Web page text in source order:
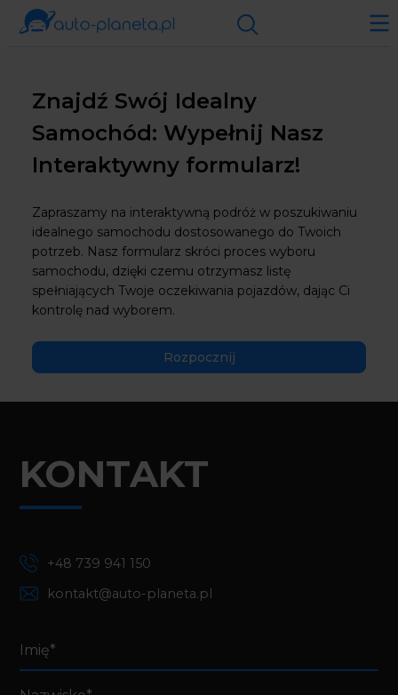
Znajdź Swój Idealny
Samochód: Wypełnij Nasz
Interaktywny formularz!
Zapraszamy na interaktywną podróż w poszukiwaniu
idealnego samochodu dostosowanego do Twoich
potrzeb. Nasz formularz skróci proces wyboru
samochodu, dzięki czemu otrzymasz listę
spełniających Twoje oczekiwania pojazdów, dając Ci
kontrolę nad wyborem.
Rozpocznij
KONTAKT
+48 739 941 150
kontakt@auto-planeta.pl